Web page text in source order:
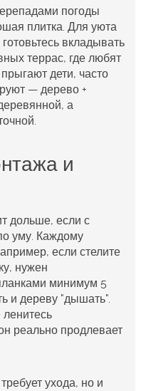
погоды
плитка. Для уюта
вкладывать
террас, где любят
дети, часто
— дерево +
а
и
дольше, если с
уму. Каждому
если стелите
, нужен
минимум 5
и дереву "дышать".
ленитесь
реально продлевает
ухода, но и